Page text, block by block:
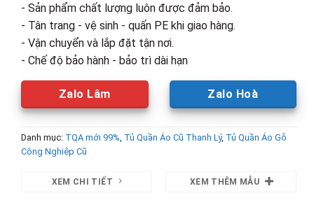
- Sản phẩm chất lượng luôn được đảm bảo.
- Tân trang - vệ sinh - quấn PE khi giao hàng.
- Vận chuyển và lắp đặt tận nơi.
- Chế độ bảo hành - bảo trì dài hạn
Zalo Lâm Zalo Hoà
Danh mục: TQA mới 99%, Tủ Quần Áo Cũ Thanh Lý, Tủ Quần Áo Gỗ
Công Nghiệp Cũ
XEM CHI TIẾT XEM THÊM MẪU